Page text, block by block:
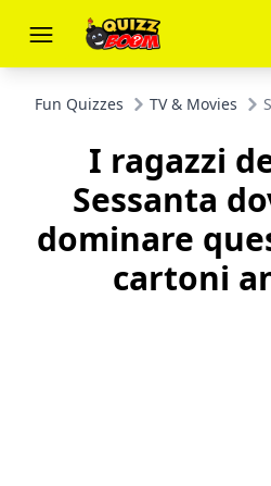
Fun Quizzes TV & Movies
I ragazzi
Sessanta
dominare
cartoni